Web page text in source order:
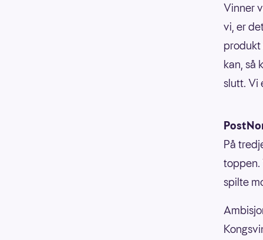
Vinner
vi, er
produkt
kan, så
slutt. Vi
På
toppen.
spilte